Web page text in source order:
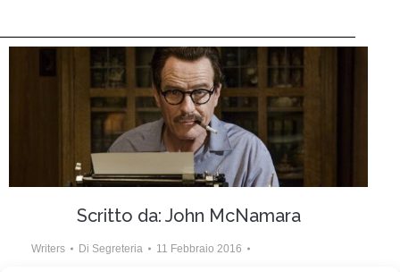
Scritto da: John McNamara
Writers Di Segreteria 11 Febbraio 2016